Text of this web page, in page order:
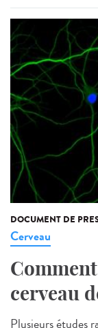
DOCUMENT DE
Cerveau
cerveau
Plusieurs études